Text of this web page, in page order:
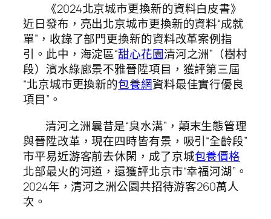
《2024北京城市更換新的資料白皮書》
近日發布，亮出北京城市更換新的資料“成就
單”，收錄了部門更換新的資料改革案例指
引。此中，海淀區“甜心花園清河之洲”（樹村
段）濱水綠廊景不雅晉陞項目，獲評第三屆
“北京城市更換新的包養網資料最佳實行優良
項目”。
清河之洲曩昔是“臭水溝”，顛末生態管理
與晉陞改革，現在四時皆有景，吸引“全齡段”
市平易近游客前去休閑，成了京城包養價格
北部最火的河道，還獲評北京市“幸福河湖”。
2024年，清河之洲公園共招待游客260萬人
次。